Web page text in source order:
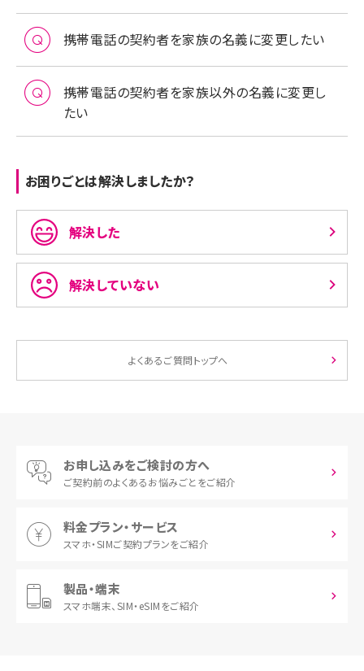
携帯電話の契約者を家族の名義に変更したい
携帯電話の契約者を家族以外の名義に変更し
たい
お困りごとは解決しましたか？
解決した
解決していない
よくあるご質問トップへ
お申し込みをご検討の方へ
ご契約前のよくあるお悩みごとをご紹介
料金プラン・サービス
スマホ・SIMご契約プランをご紹介
製品・端末
スマホ端末、 SIM・eSIMをご紹介